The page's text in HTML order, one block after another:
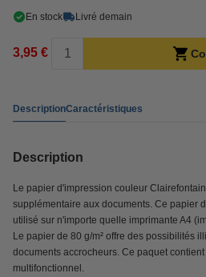
En stock Livré demain
3,95 €
DescriptionCaractéristiques
Description
Le papier d'impression couleur
supplémentaire aux documents. Ce papier
utilisé sur n'importe quelle imprimante A4
Le papier de 80 g/m² offre des possibilités
documents accrocheurs. Ce paquet
multifonctionnel.